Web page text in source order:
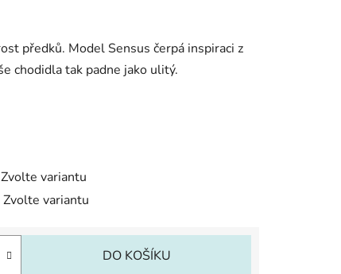
předků. Model Sensus čerpá inspiraci z
chodidla tak padne jako ulitý.
Zvolte variantu
Zvolte variantu
DO KOŠÍKU